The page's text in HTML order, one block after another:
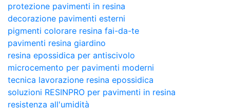
protezione pavimenti in resina
decorazione pavimenti esterni
pigmenti colorare resina fai-da-te
pavimenti resina giardino
resina epossidica per antiscivolo
microcemento per pavimenti moderni
tecnica lavorazione resina epossidica
soluzioni RESINPRO per pavimenti in resina
resistenza all'umidità